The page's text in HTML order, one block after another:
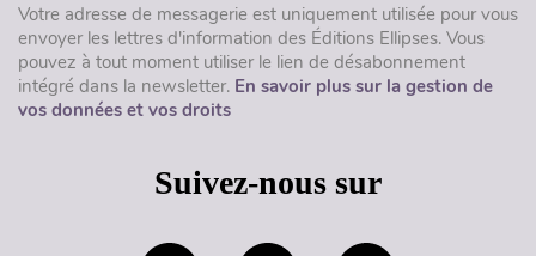
Votre adresse de messagerie est uniquement utilisée pour vous
envoyer les lettres d'information des Éditions Ellipses. Vous
pouvez à tout moment utiliser le lien de désabonnement
intégré dans la newsletter. En savoir plus sur la gestion de
vos données et vos droits
Suivez-nous sur